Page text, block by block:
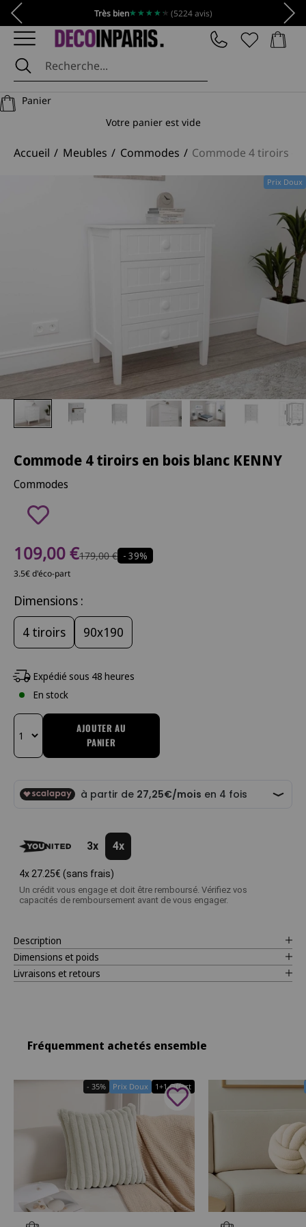
Passer au contenu
Précédent Très bien★★★★★
★★★★★ (5224 avis)
DécoInParis Panier
Panier
Votre panier est vide
Accueil Meubles Commodes Commode 4 tiroirs
Prix Doux
Commode 4 tiroirs en bois blanc KENNY
Commodes
Prix de vente
109,00 €Prix normal
179,00 € - 39%
3.5€ d'éco-part
Dimensions :
4 tiroirs
90x190
Expédié sous 48 heures
En stock
Changer la quantité
AJOUTER AU
PANIER
3x 4x
4x 27.25€ (sans frais)
Un crédit vous engage et doit être remboursé. Vérifiez vos
capacités de remboursement avant de vous engager.
Description
Dimensions et poids
Livraisons et retours
Fréquemment achetés ensemble
1+1 Offert
Prix Doux
- 35%